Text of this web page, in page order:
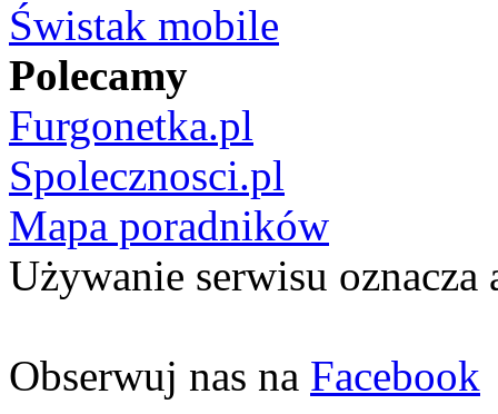
Świstak mobile
Polecamy
Furgonetka.pl
Spolecznosci.pl
Mapa poradników
Używanie serwisu oznacza
Obserwuj nas na Facebook